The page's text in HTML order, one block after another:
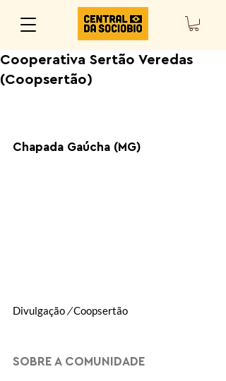
Cooperativa Sertão Veredas
(Coopsertão)
Chapada Gaúcha (MG)
Divulgação / Coopsertão
SOBRE A COMUNIDADE